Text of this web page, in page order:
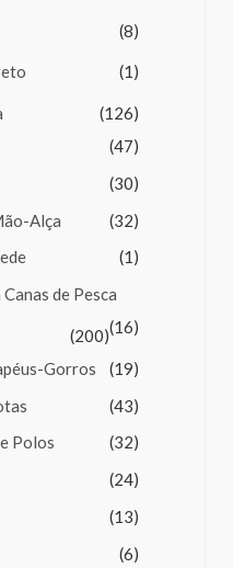
(8)
(1)
(126)
(47)
(30)
Alça
(32)
(1)
de Pesca
(16)
(200)
Gorros
(19)
(43)
Polos
(32)
(24)
(13)
(6)